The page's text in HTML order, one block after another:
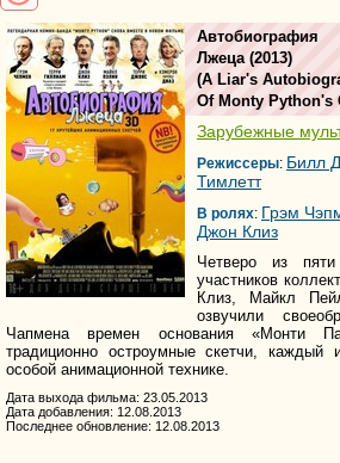
Автобиография
Лжеца (2013)
(A Liar's
Of Monty Python's
Зарубежные
Режиссеры: Билл
Тимлетт
В ролях: Грэм
Джон Клиз
Четверо из
участников
Клиз, Майкл
озвучили
Чапмена времен основания «Монти
традиционно остроумные скетчи, каждый
особой анимационной технике.
Дата выхода фильма: 23.05.2013
Дата добавления: 12.08.2013
Последнее обновление: 12.08.2013